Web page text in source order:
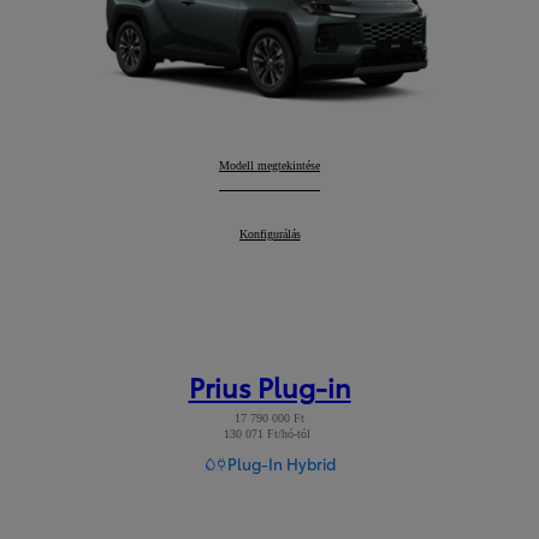
RAV4:
Modell megtekintése
RAV4:
Konfigurálás
Prius Plug-in
17 790 000 Ft
130 071 Ft/hó-tól
Plug-In Hybrid